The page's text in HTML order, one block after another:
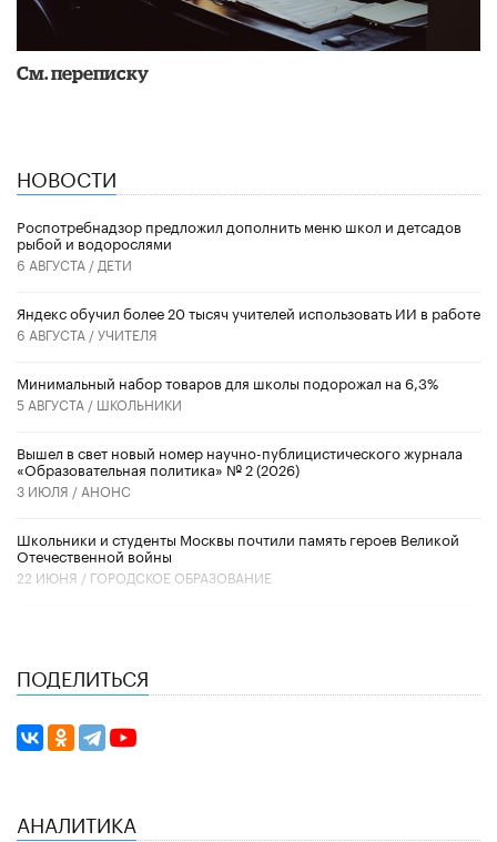
См. переписку
НОВОСТИ
Роспотребнадзор предложил дополнить меню школ и детсадов
рыбой и водорослями
6 АВГУСТА / ДЕТИ
​Яндекс обучил более 20 тысяч учителей использовать ИИ в работе
6 АВГУСТА /УЧИТЕЛЯ
Минимальный набор товаров для школы подорожал на 6,3%
5 АВГУСТА / ШКОЛЬНИКИ
Вышел в свет новый номер научно-публицистического журнала
«Образовательная политика» № 2 (2026)
3 ИЮЛЯ / АНОНС
Школьники и студенты Москвы почтили память героев Великой
Отечественной войны
22 ИЮНЯ / ГОРОДСКОЕ ОБРАЗОВАНИЕ
ПОДЕЛИТЬСЯ
АНАЛИТИКА